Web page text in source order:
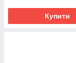
Купити